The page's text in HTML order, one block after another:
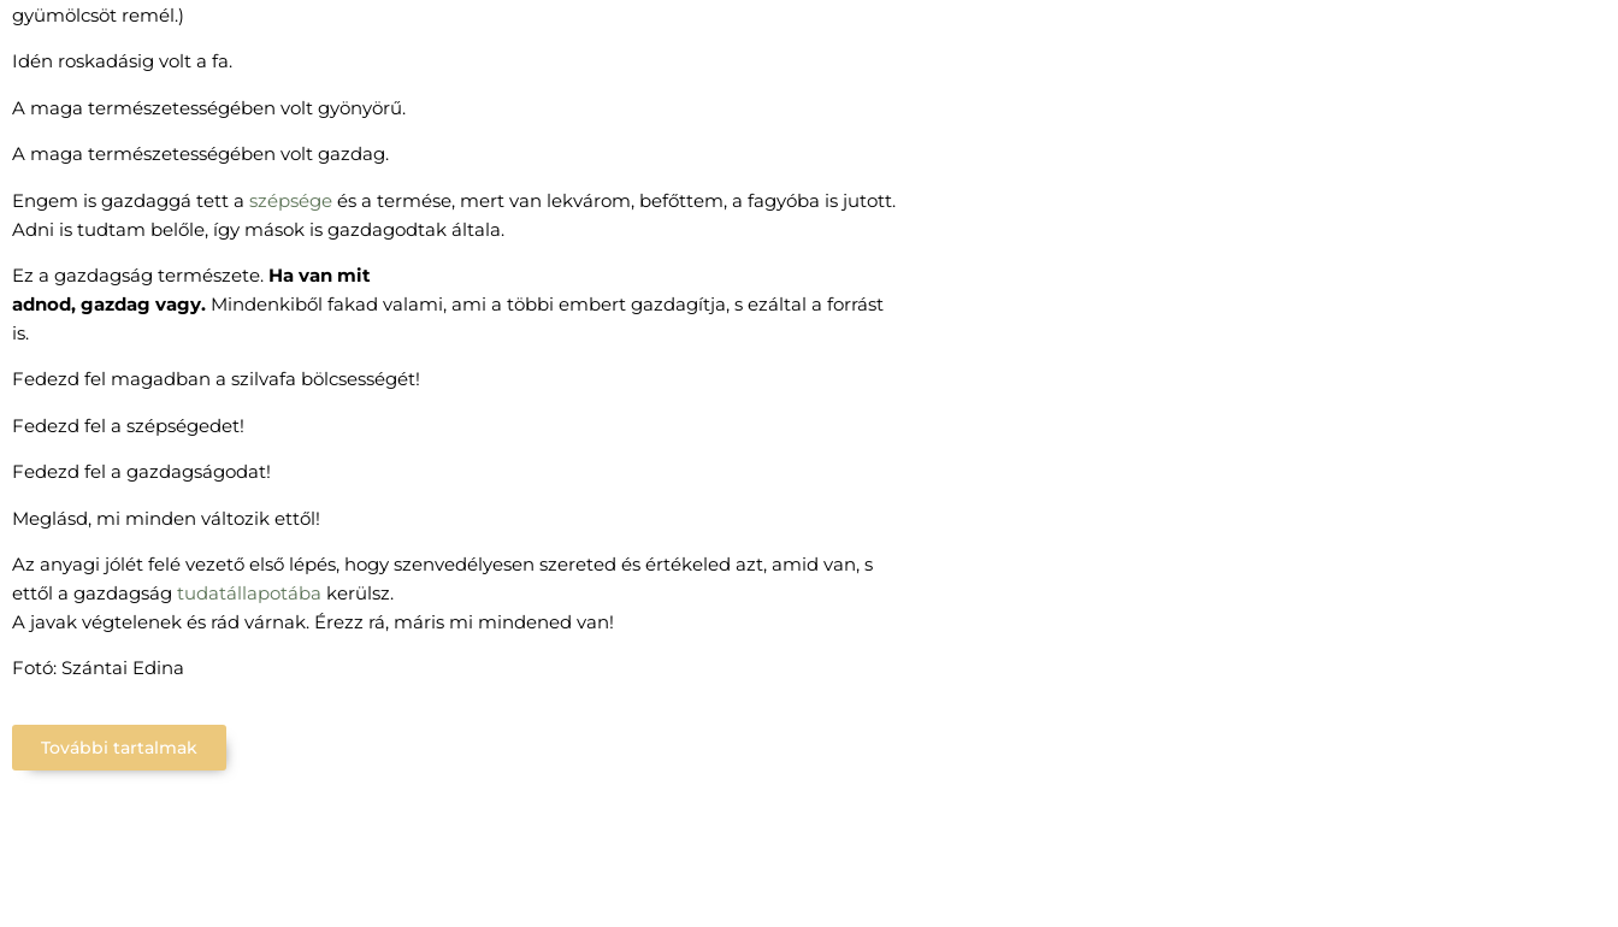
gyümölcsöt remél.)
Idén roskadásig volt a fa.
A maga természetességében volt gyönyörű.
A maga természetességében volt gazdag.
Engem is gazdaggá tett a szépsége és a termése, mert van lekvárom, befőttem, a fagyóba is jutott.
Adni is tudtam belőle, így mások is gazdagodtak általa.
Ez a gazdagság természete. Ha van mit
adnod, gazdag vagy. Mindenkiből fakad valami, ami a többi embert gazdagítja, s ezáltal a forrást
is.
Fedezd fel magadban a szilvafa bölcsességét!
Fedezd fel a szépségedet!
Fedezd fel a gazdagságodat!
Meglásd, mi minden változik ettől!
Az anyagi jólét felé vezető első lépés, hogy szenvedélyesen szereted és értékeled azt, amid van, s
ettől a gazdagság tudatállapotába kerülsz.
A javak végtelenek és rád várnak. Érezz rá, máris mi mindened van!
Fotó: Szántai Edina
További tartalmak